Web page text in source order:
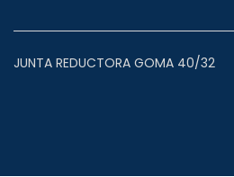
JUNTA REDUCTORA GOMA 40/32